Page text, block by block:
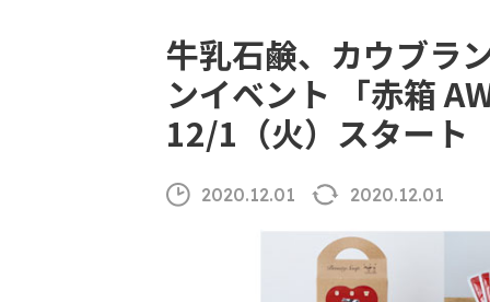
牛乳石鹸、カウブラ
ンイベント 「赤箱
12/1（火）スタート
2020.12.01 2020.12.01